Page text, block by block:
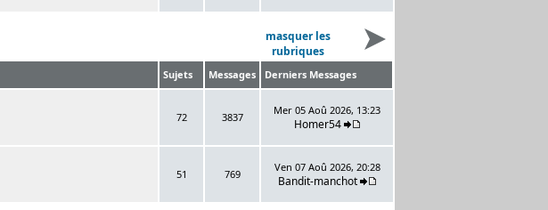
masquer les
rubriques
Sujets Messages Derniers Messages
72 3837
Mer 05 Aoû 2026, 13:23
Homer54
51 769
Ven 07 Aoû 2026, 20:28
Bandit-manchot